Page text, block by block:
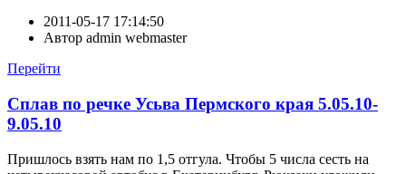
2011-05-17 17:14:50
Автор admin webmaster
Перейти
Сплав по речке Усьва Пермского края 5.05.10-
9.05.10
Пришлось взять нам по 1,5 отгула. Чтобы 5 числа сесть на